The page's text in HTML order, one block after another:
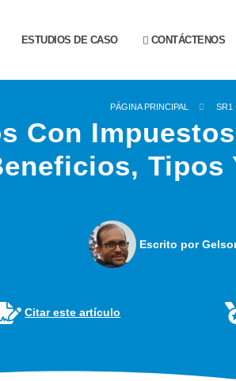
ESTUDIOS DE CASO CONTÁCTENOS
PÁGINA PRINCIPAL SR1
Con
Tipos
Escrito por
Citar este artículo